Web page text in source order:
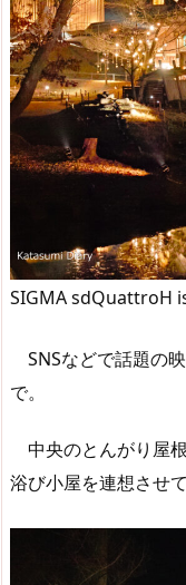
SIGMA sdQuattroH
SNSなどで話題の
で。
中央のとんがり屋
浴び小屋を連想させて